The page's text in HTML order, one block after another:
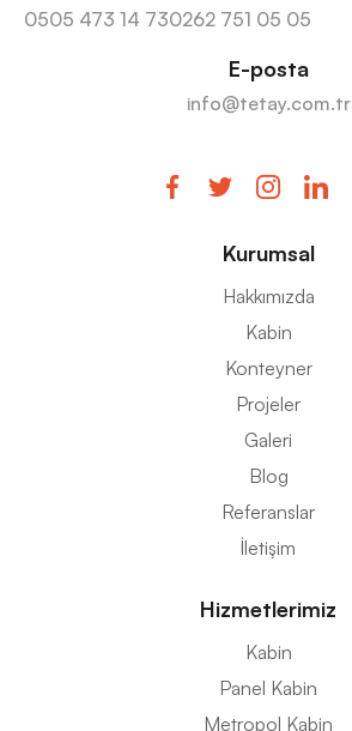
0505 473 14 730262 751 05 05
E-posta
info@tetay.com.tr
Kurumsal
Hakkımızda
Kabin
Konteyner
Projeler
Galeri
Blog
Referanslar
İletişim
Hizmetlerimiz
Kabin
Panel Kabin
Metropol Kabin